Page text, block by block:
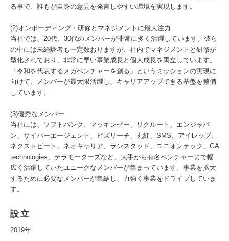
る事で、誰もが自身の意見を発言しやすい環境を実現します。
(2)オンボーディング・研修とマネジメントに最大注力
当社では、20代、30代のメンバーが非常に多く活躍しています。彼ら
の中には未経験者も一定数おりますが、社内でマネジメントと研修が
型化されており、非常に早い事業成長と個人成長を両立しています。
「令和を代表するメガベンチャーを創る」というミッションの実現に
向けて、メンバーが最大限活躍し、キャリアアップできる基盤を整備
しています。
(3)優秀なメンバー
当社には、ソフトバンク、マッキンゼー、リクルート、エンジャパ
ン、サイバーエージェント、ビズリーチ、丸紅、SMS、アイレップ、
ネクストビート、ネオキャリア、ランスタッド、ユニオンテック、GA
technologies、テラモーターズなど、大手から有名ベンチャーまで幅
広く活躍していたユニークなメンバーが集まっています。事業を拡大
するために必要なメンバーが集結し、力強く事業をドライブしていま
す。
設立
2019年